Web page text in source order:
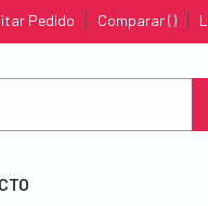
Comparar
Pedido